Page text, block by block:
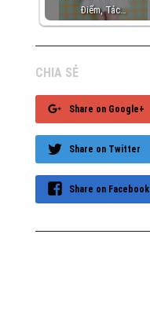
Điểm, Tác…
CHIA SẺ
Share on Google+
Share on Twitter
Share on Facebook